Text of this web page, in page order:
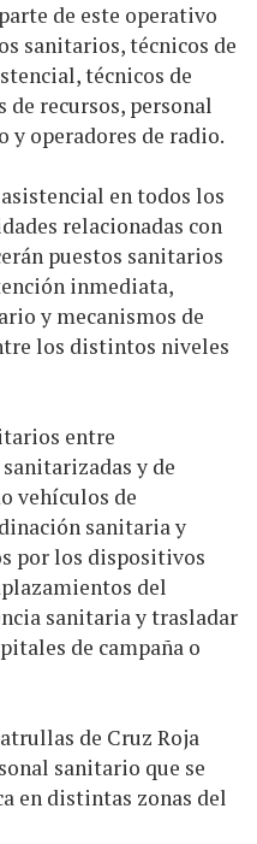
de este operativo
sanitarios, técnicos de
técnicos de
recursos, personal
operadores de radio.
en todos los
relacionadas con
puestos sanitarios
inmediata,
y mecanismos de
los distintos niveles
entre
y de
vehículos de
sanitaria y
por los dispositivos
del
sanitaria y trasladar
de campaña o
de Cruz Roja
sanitario que se
en distintas zonas del